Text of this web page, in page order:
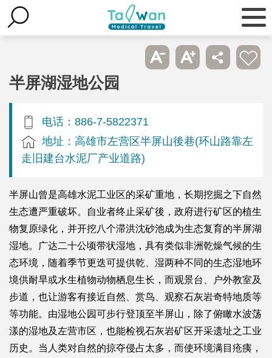
半屏湖湿地公园
电话：886-7-5822371
地址：高雄市左营区半屏山後巷(环山路靠左
走旧建台水泥厂产业道路)
半屏山曾是高雄水泥工业区的采矿重地，长期挖掘之下自然
生态遭严重破坏。自业者终止采矿後，政府进行矿区的植生
物复原绿化，并开挖八个滞洪沈砂池成为生态复育的半屏湖
湿地。广达二十公顷带状湿地，具有类似非洲乾燥气候的生
态环境，随着季节更迭可提供乾、湿两种不同的生态湿地环
境供耐旱或水生植物动物栖息生长，而观景台、户外教室及
步道，也让游客有接近自然、赏鸟、观察石灰岩奇特地质等
等功能。由湿地公园可步行登顶至半屏山，除了俯瞰水波荡
漾的湿地及左营市区，也能检视石灰岩矿区开采遗址之工业
历史。当人类对自然的掠夺侵占太多，而使环境满目疮痍，